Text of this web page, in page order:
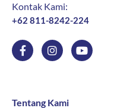
Kontak Kami:
+62 811-8242-224
F
a
I
n
g
Y
o
Tentang Kami